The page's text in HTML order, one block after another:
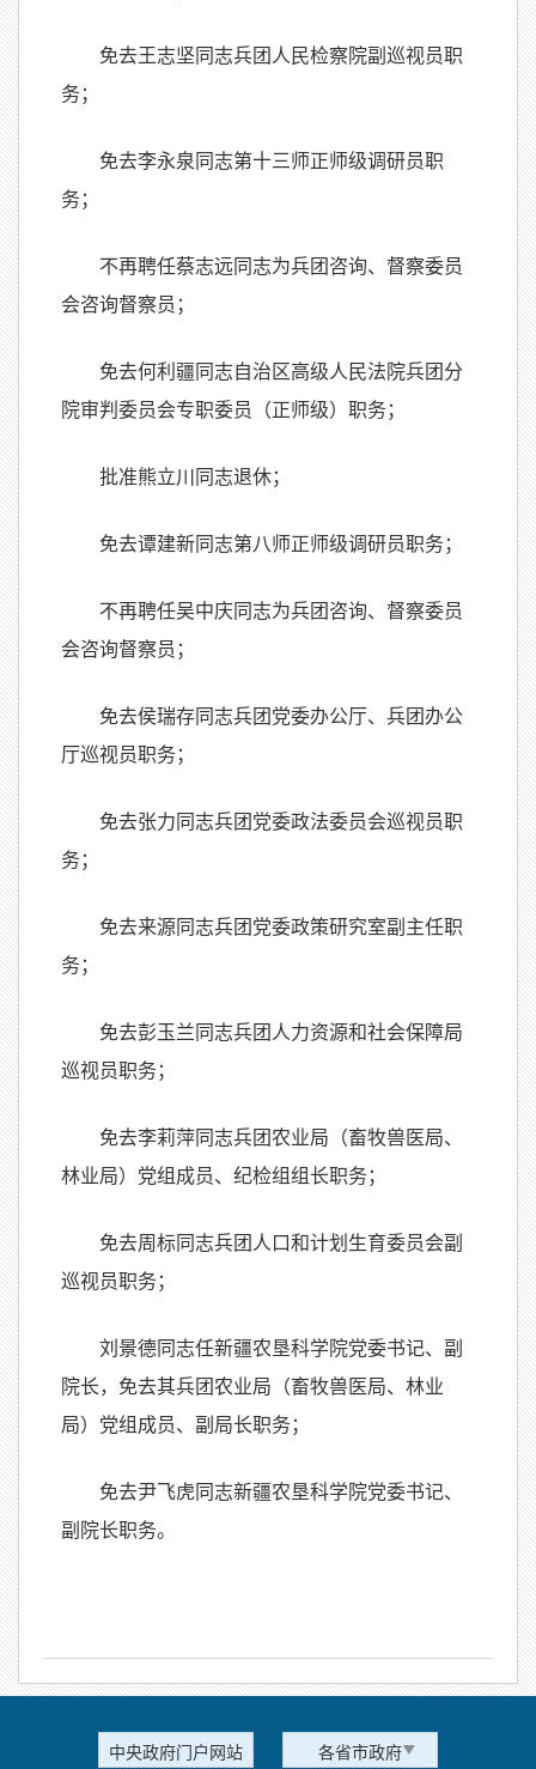
免去王志坚同志兵团人民检察院副巡视员职
务；
免去李永泉同志第十三师正师级调研员职
务；
不再聘任蔡志远同志为兵团咨询、督察委员
会咨询督察员；
免去何利疆同志自治区高级人民法院兵团分
院审判委员会专职委员（正师级）职务；
批准熊立川同志退休；
免去谭建新同志第八师正师级调研员职务；
不再聘任吴中庆同志为兵团咨询、督察委员
会咨询督察员；
免去侯瑞存同志兵团党委办公厅、兵团办公
厅巡视员职务；
免去张力同志兵团党委政法委员会巡视员职
务；
免去来源同志兵团党委政策研究室副主任职
务；
免去彭玉兰同志兵团人力资源和社会保障局
巡视员职务；
免去李莉萍同志兵团农业局（畜牧兽医局、
林业局）党组成员、纪检组组长职务；
免去周标同志兵团人口和计划生育委员会副
巡视员职务；
刘景德同志任新疆农垦科学院党委书记、副
院长，免去其兵团农业局（畜牧兽医局、林业
局）党组成员、副局长职务；
免去尹飞虎同志新疆农垦科学院党委书记、
副院长职务。
中央政府门户网站 各省市政府